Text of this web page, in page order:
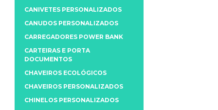
CANIVETES PERSONALIZADOS
CANUDOS PERSONALIZADOS
CARREGADORES POWER BANK
CARTEIRAS E PORTA
DOCUMENTOS
CHAVEIROS ECOLÓGICOS
CHAVEIROS PERSONALIZADOS
CHINELOS PERSONALIZADOS